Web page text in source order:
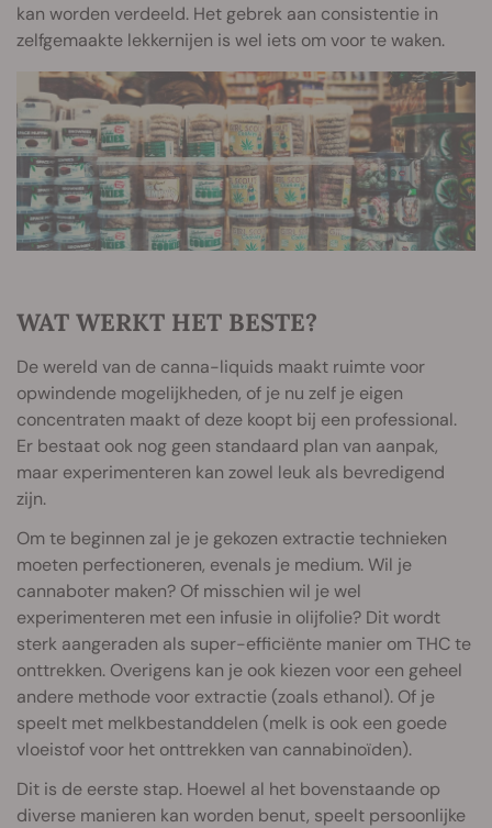
kan worden verdeeld. Het gebrek aan consistentie in
zelfgemaakte lekkernijen is wel iets om voor te waken.
WAT WERKT HET BESTE?
De wereld van de canna-liquids maakt ruimte voor
opwindende mogelijkheden, of je nu zelf je eigen
concentraten maakt of deze koopt bij een professional.
Er bestaat ook nog geen standaard plan van aanpak,
maar experimenteren kan zowel leuk als bevredigend
zijn.
Om te beginnen zal je je gekozen extractie technieken
moeten perfectioneren, evenals je medium. Wil je
cannaboter maken? Of misschien wil je wel
experimenteren met een infusie in olijfolie? Dit wordt
sterk aangeraden als super-efficiënte manier om THC te
onttrekken. Overigens kan je ook kiezen voor een geheel
andere methode voor extractie (zoals ethanol). Of je
speelt met melkbestanddelen (melk is ook een goede
vloeistof voor het onttrekken van cannabinoïden).
Dit is de eerste stap. Hoewel al het bovenstaande op
diverse manieren kan worden benut, speelt persoonlijke